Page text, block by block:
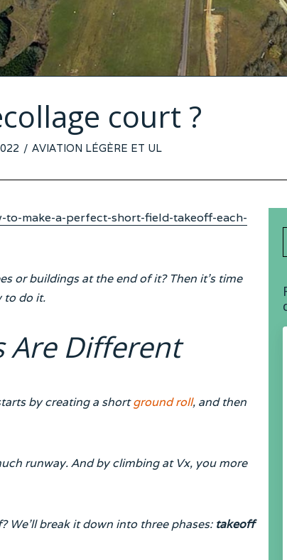
court ?
30
2022
AVIATION LÉGÈRE ET UL
make-a-perfect-short-field-takeoff-each-
or buildings at the end of it? Then it’s time
to do it.
Are Different
by creating a shortground roll, and then
runway. And by climbing at Vx, you more
We’ll break it down into three phases: takeoff